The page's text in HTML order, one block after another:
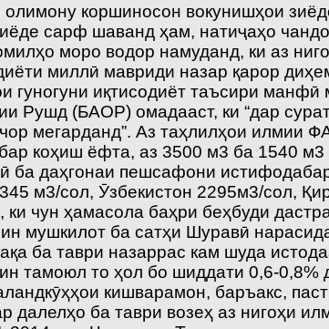
коршиносон вокунишҳои
сарф шаванд ҳам, натиҷаҳо
моро водор намуданд, ки аз
миллӣ мавриди назар қарор
гуногуни иқтисодиёт таъсири манфӣ
Рушд (БАОР) омадааст, ки “дар
мегарданд”. Аз таҳлилҳои илмии
коҳиш ёфта, аз 3500 м3 ба 1540
ба даҳгонаи пешсафони
м3/сол, Ӯзбекистон 2295м3/сол,
чун ҳамасола баҳри беҳбуди
мушкилот ба сатҳи Шуравӣ
ба таври назаррас кам шуда
тамоюл то ҳол бо шиддати 0,6-
кишварамон, баръакс,
далелҳо ба таври возеҳ аз нигоҳи